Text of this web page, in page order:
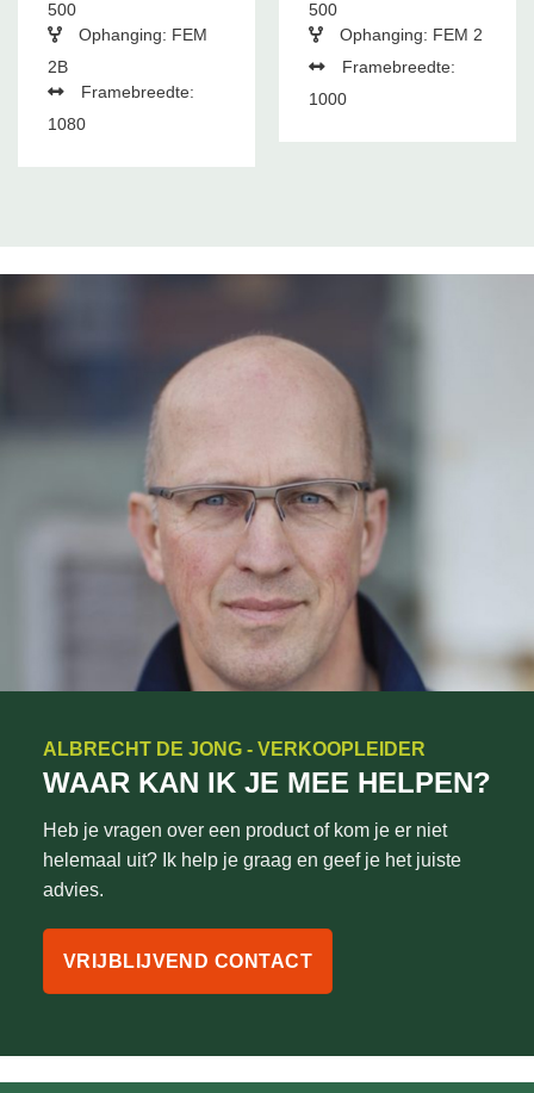
500
Ophanging: FEM
2B
Framebreedte:
1080
500
Ophanging: FEM 2
Framebreedte:
1000
ALBRECHT DE JONG - VERKOOPLEIDER
WAAR KAN IK JE MEE HELPEN?
Heb je vragen over een product of kom je er niet
helemaal uit? Ik help je graag en geef je het juiste
advies.
VRIJBLIJVEND CONTACT